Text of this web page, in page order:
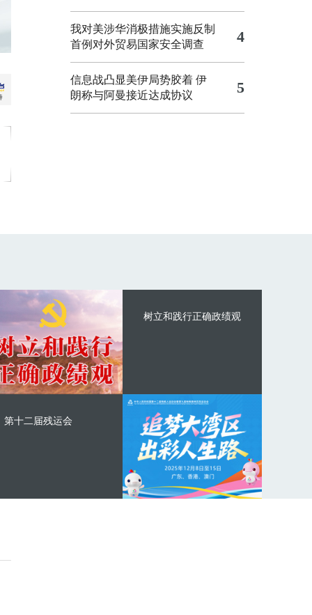
我对美涉华消极措施实施反制
首例对外贸易国家安全调查
4
信息战凸显美伊局势胶着 伊
朗称与阿曼接近达成协议
5
树立和践行正确政绩观
第十二届残运会